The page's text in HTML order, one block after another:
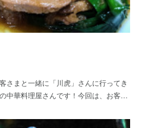
さまと一緒に「川虎」さんに行ってき
中華料理屋さんです！今回は、お客…